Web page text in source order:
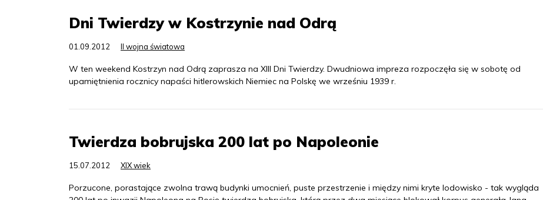
Dni Twierdzy w Kostrzynie nad Odrą
01.09.2012 II wojna światowa
W ten weekend Kostrzyn nad Odrą zaprasza na XIII Dni Twierdzy. Dwudniowa impreza rozpoczęła się w sobotę od
upamiętnienia rocznicy napaści hitlerowskich Niemiec na Polskę we wrześniu 1939 r.
Twierdza bobrujska 200 lat po Napoleonie
15.07.2012 XIX wiek
Porzucone, porastające zwolna trawą budynki umocnień, puste przestrzenie i między nimi kryte lodowisko - tak wygląda